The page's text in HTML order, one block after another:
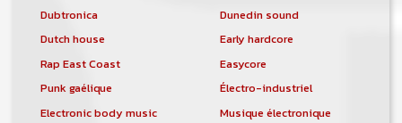
Dubtronica
Dunedin sound
Dutch house
Early hardcore
Rap East Coast
Easycore
Punk gaélique
Électro-industriel
Electronic body music
Musique électronique